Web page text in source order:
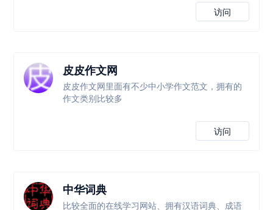
访问
皮皮作文网
皮皮作文网里面有不少中小学作文范文，拥有的
作文类别比较多
访问
中华词典
比较全面的在线学习网站、拥有汉语词典、成语